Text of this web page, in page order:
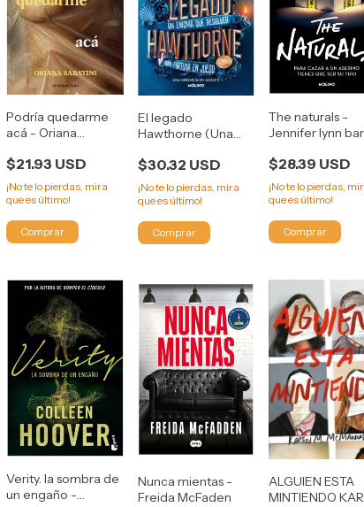
Podría quedarme
acá - Oriana
$21.93 USD
¡No te lo pierdas, mira
que es último!
El legado
Hawthorne (Una
2) Jennifer Lynn
Barnes
$30.32 USD
¡No te lo pierdas, mira
que es último!
The naturals -
Jennifer lynn
$28.39 USD
¡No te lo pierdas,
que es último!
Verity. la sombra de
un engaño -
Nunca mientas -
Freida McFaden
ALGUIEN ESTA
MINTIENDO